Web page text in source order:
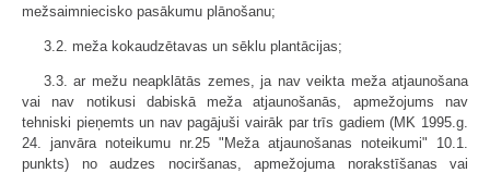
mežsaimniecisko pasākumu plānošanu;
3.2. meža kokaudzētavas un sēklu plantācijas;
3.3. ar mežu neapklātās zemes, ja nav veikta meža atjaunošana
vai nav notikusi dabiskā meža atjaunošanās, apmežojums nav
tehniski pieņemts un nav pagājuši vairāk par trīs gadiem (MK 1995.g.
24. janvāra noteikumu nr.25 "Meža atjaunošanas noteikumi" 10.1.
punkts) no audzes nociršanas, apmežojuma norakstīšanas vai